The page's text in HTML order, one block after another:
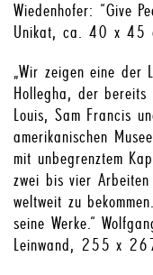
Wiedenhofer: “Give
Unikat, ca. 40 x 45
„Wir zeigen eine der
Hollegha, der
Louis, Sam Francis
amerikanischen
mit unbegrenztem
zwei bis vier
weltweit zu
seine Werke.“
Leinwand, 255 x